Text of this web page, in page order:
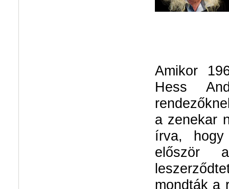
Amikor
Hess
a zenekar
írva,
először
mondták a